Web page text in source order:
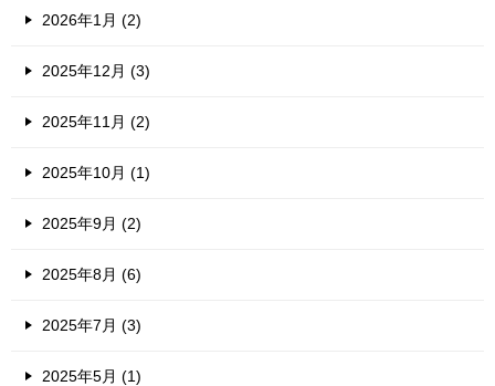
2026年1月 (2)
2025年12月 (3)
2025年11月 (2)
2025年10月 (1)
2025年9月 (2)
2025年8月 (6)
2025年7月 (3)
2025年5月 (1)